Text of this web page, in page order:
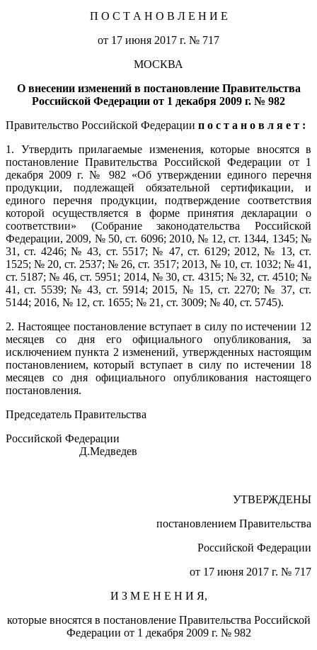
П О С Т А Н О В Л Е Н И Е
от 17 июня 2017 г. № 717
МОСКВА
О внесении изменений в постановление Правительства
Российской Федерации от 1 декабря 2009 г. № 982
Правительство Российской Федерации п о с т а н о в л я е т :
1. Утвердить прилагаемые изменения, которые вносятся в
постановление Правительства Российской Федерации от 1
декабря 2009 г. № 982 «Об утверждении единого перечня
продукции, подлежащей обязательной сертификации, и
единого перечня продукции, подтверждение соответствия
которой осуществляется в форме принятия декларации о
соответствии» (Собрание законодательства Российской
Федерации, 2009, № 50, ст. 6096; 2010, № 12, ст. 1344, 1345; №
31, ст. 4246; № 43, ст. 5517; № 47, ст. 6129; 2012, № 13, ст.
1525; № 20, ст. 2537; № 26, ст. 3517; 2013, № 10, ст. 1032; № 41,
ст. 5187; № 46, ст. 5951; 2014, № 30, ст. 4315; № 32, ст. 4510; №
41, ст. 5539; № 43, ст. 5914; 2015, № 15, ст. 2270; № 37, ст.
5144; 2016, № 12, ст. 1655; № 21, ст. 3009; № 40, ст. 5745).
2. Настоящее постановление вступает в силу по истечении 12
месяцев со дня его официального опубликования, за
исключением пункта 2 изменений, утвержденных настоящим
постановлением, который вступает в силу по истечении 18
месяцев со дня официального опубликования настоящего
постановления.
Председатель Правительства
Российской Федерации
Д.Медведев
УТВЕРЖДЕНЫ
постановлением Правительства
Российской Федерации
от 17 июня 2017 г. № 717
И З М Е Н Е Н И Я,
которые вносятся в постановление Правительства Российской
Федерации от 1 декабря 2009 г. № 982